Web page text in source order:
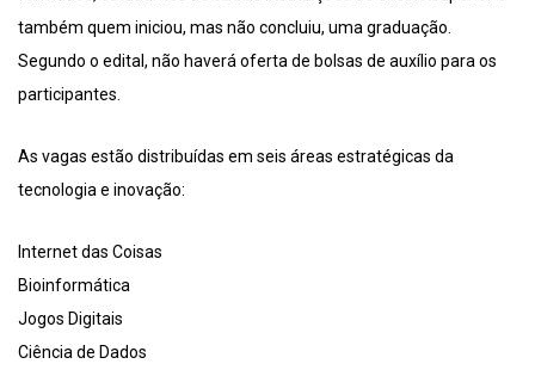
também quem iniciou, mas não concluiu, uma graduação.
Segundo o edital, não haverá oferta de bolsas de auxílio para os
participantes.
As vagas estão distribuídas em seis áreas estratégicas da
tecnologia e inovação:
Internet das Coisas
Bioinformática
Jogos Digitais
Ciência de Dados